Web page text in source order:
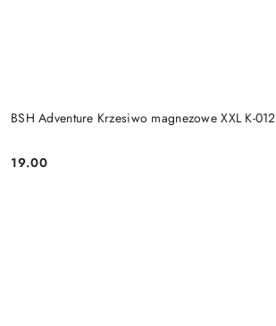
BSH Adventure Krzesiwo magnezowe XXL K-012
Cena:
19.00